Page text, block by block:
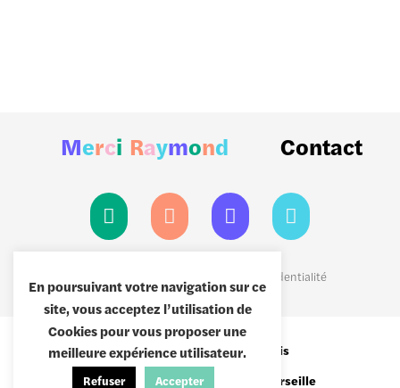
Merci Raymond Contact
Politiques de confidentialité
8 passage Brulon, 75012 Paris
19 Quai de Rive Neuve,
13007 Marseille
En poursuivant votre navigation sur ce
site, vous acceptez l’utilisation de
Cookies pour vous proposer une
meilleure expérience utilisateur.
Refuser Accepter